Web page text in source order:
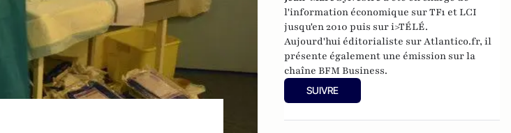
l'information économique sur TF1 et LCI
jusqu'en 2010 puis sur i>TÉLÉ.
Aujourd'hui éditorialiste sur Atlantico.fr, il
présente également une émission sur la
chaîne BFM Business.
SUIVRE